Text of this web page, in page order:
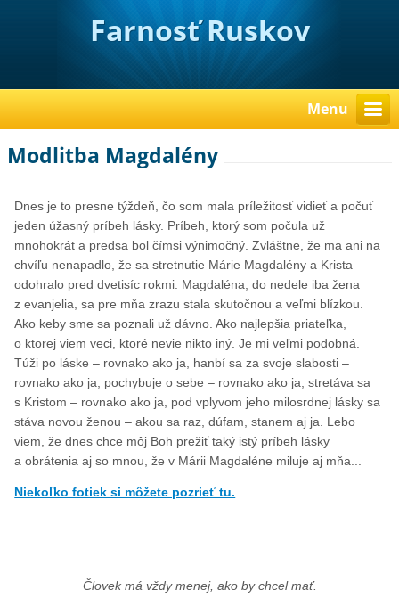
Farnosť Ruskov
Menu
Modlitba Magdalény
Dnes je to presne týždeň, čo som mala príležitosť vidieť a počuť
jeden úžasný príbeh lásky. Príbeh, ktorý som počula už
mnohokrát a predsa bol čímsi výnimočný. Zvláštne, že ma ani na
chvíľu nenapadlo, že sa stretnutie Márie Magdalény a Krista
odohralo pred dvetisíc rokmi. Magdaléna, do nedele iba žena
z evanjelia, sa pre mňa zrazu stala skutočnou a veľmi blízkou.
Ako keby sme sa poznali už dávno. Ako najlepšia priateľka,
o ktorej viem veci, ktoré nevie nikto iný. Je mi veľmi podobná.
Túži po láske – rovnako ako ja, hanbí sa za svoje slabosti –
rovnako ako ja, pochybuje o sebe – rovnako ako ja, stretáva sa
s Kristom – rovnako ako ja, pod vplyvom jeho milosrdnej lásky sa
stáva novou ženou – akou sa raz, dúfam, stanem aj ja. Lebo
viem, že dnes chce môj Boh prežiť taký istý príbeh lásky
a obrátenia aj so mnou, že v Márii Magdaléne miluje aj mňa...
Niekoľko fotiek si môžete pozrieť tu.
Človek má vždy menej, ako by chcel mať.